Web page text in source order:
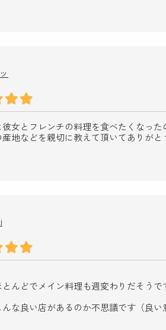
女とフレンチの料理を食べたくなっ
地などを親切に教えて頂いてありが
んどでメイン料理も週変わりだそうで
な良い店があるのか不思議です（良い